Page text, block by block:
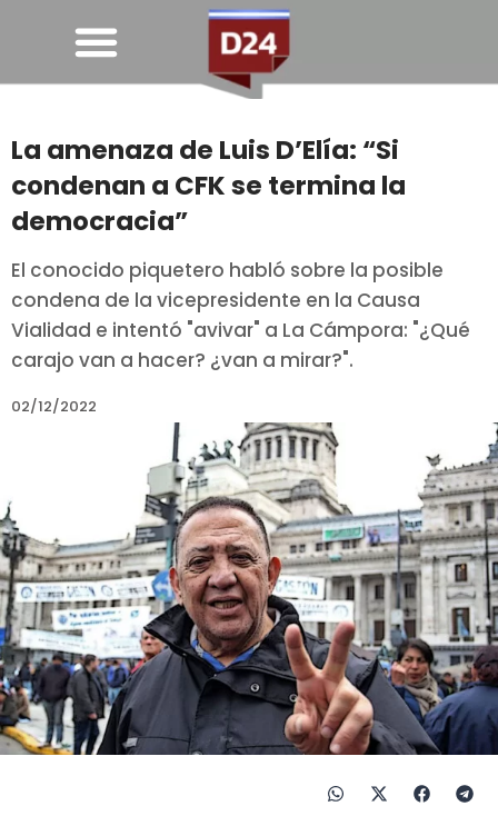
La amenaza de Luis D’Elía: “Si
condenan a CFK se termina la
democracia”
El conocido piquetero habló sobre la posible
condena de la vicepresidente en la Causa
Vialidad e intentó "avivar" a La Cámpora: "¿Qué
carajo van a hacer? ¿van a mirar?".
02/12/2022